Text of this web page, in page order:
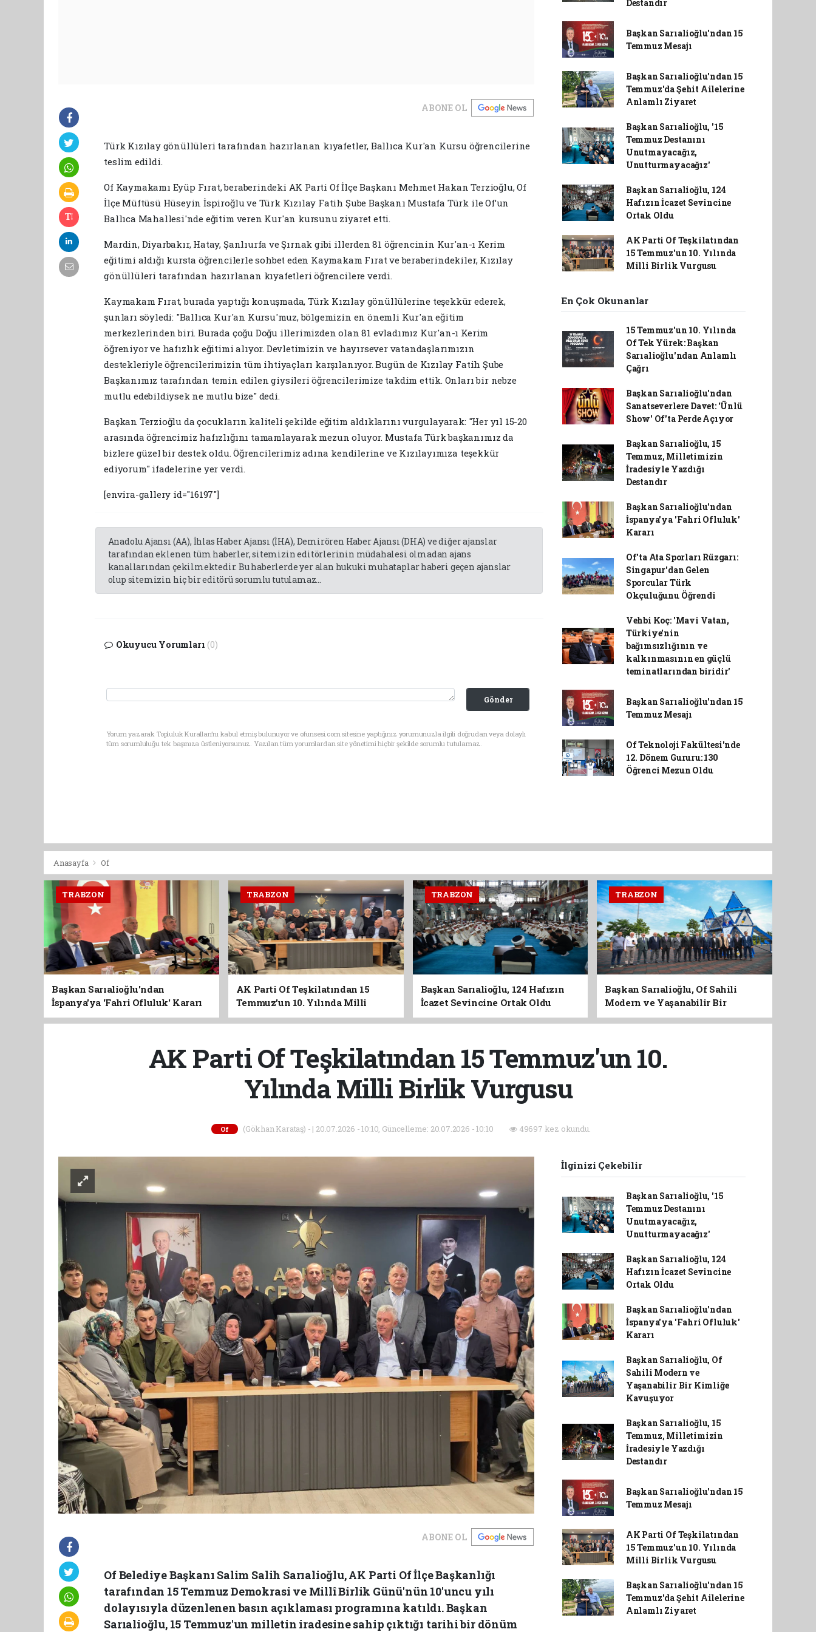
ABONE OL
Türk Kızılay gönüllüleri tarafından hazırlanan kıyafetler, Ballıca Kur'an Kursu öğrencilerine
teslim edildi.
Of Kaymakamı Eyüp Fırat, beraberindeki AK Parti Of İlçe Başkanı Mehmet Hakan Terzioğlu, Of
İlçe Müftüsü Hüseyin İspiroğlu ve Türk Kızılay Fatih Şube Başkanı Mustafa Türk ile Of’un
Ballıca Mahallesi'nde eğitim veren Kur'an kursunu ziyaret etti.
Mardin, Diyarbakır, Hatay, Şanlıurfa ve Şırnak gibi illerden 81 öğrencinin Kur'an-ı Kerim
eğitimi aldığı kursta öğrencilerle sohbet eden Kaymakam Fırat ve beraberindekiler, Kızılay
gönüllüleri tarafından hazırlanan kıyafetleri öğrencilere verdi.
Kaymakam Fırat, burada yaptığı konuşmada, Türk Kızılay gönüllülerine teşekkür ederek,
şunları söyledi: "Ballıca Kur'an Kursu'muz, bölgemizin en önemli Kur'an eğitim
merkezlerinden biri. Burada çoğu Doğu illerimizden olan 81 evladımız Kur'an-ı Kerim
öğreniyor ve hafızlık eğitimi alıyor. Devletimizin ve hayırsever vatandaşlarımızın
destekleriyle öğrencilerimizin tüm ihtiyaçları karşılanıyor. Bugün de Kızılay Fatih Şube
Başkanımız tarafından temin edilen giysileri öğrencilerimize takdim ettik. Onları bir nebze
mutlu edebildiysek ne mutlu bize" dedi.
Başkan Terzioğlu da çocukların kaliteli şekilde eğitim aldıklarını vurgulayarak: "Her yıl 15-20
arasında öğrencimiz hafızlığını tamamlayarak mezun oluyor. Mustafa Türk başkanımız da
bizlere güzel bir destek oldu. Öğrencilerimiz adına kendilerine ve Kızılayımıza teşekkür
ediyorum" ifadelerine yer verdi.
[envira-gallery id="16197"]
Anadolu Ajansı (AA), İhlas Haber Ajansı (İHA), Demirören Haber Ajansı (DHA) ve diğer ajanslar
tarafından eklenen tüm haberler, sitemizin editörlerinin müdahalesi olmadan ajans
kanallarından çekilmektedir. Bu haberlerde yer alan hukuki muhataplar haberi geçen ajanslar
olup sitemizin hiç bir editörü sorumlu tutulamaz...
Okuyucu Yorumları (0)
Gönder
Yorum yazarak Topluluk Kuralları’nı kabul etmiş bulunuyor ve ofunsesi.com sitesine yaptığınız yorumunuzla ilgili doğrudan veya dolaylı
tüm sorumluluğu tek başınıza üstleniyorsunuz. Yazılan tüm yorumlardan site yönetimi hiçbir şekilde sorumlu tutulamaz.
Destandır
Başkan Sarıalioğlu'ndan 15
Temmuz Mesajı
Başkan Sarıalioğlu'ndan 15
Temmuz'da Şehit Ailelerine
Anlamlı Ziyaret
Başkan Sarıalioğlu, '15
Temmuz Destanını
Unutmayacağız,
Unutturmayacağız'
Başkan Sarıalioğlu, 124
Hafızın İcazet Sevincine
Ortak Oldu
AK Parti Of Teşkilatından
15 Temmuz'un 10. Yılında
Milli Birlik Vurgusu
En Çok Okunanlar
15 Temmuz'un 10. Yılında
Of Tek Yürek: Başkan
Sarıalioğlu'ndan Anlamlı
Çağrı
Başkan Sarıalioğlu'ndan
Sanatseverlere Davet: 'Ünlü
Show' Of'ta Perde Açıyor
Başkan Sarıalioğlu, 15
Temmuz, Milletimizin
İradesiyle Yazdığı
Destandır
Başkan Sarıalioğlu'ndan
İspanya'ya 'Fahri Ofluluk'
Kararı
Of'ta Ata Sporları Rüzgarı:
Singapur'dan Gelen
Sporcular Türk
Okçuluğunu Öğrendi
Vehbi Koç: 'Mavi Vatan,
Türkiye'nin
bağımsızlığının ve
kalkınmasının en güçlü
teminatlarından biridir'
Başkan Sarıalioğlu'ndan 15
Temmuz Mesajı
Of Teknoloji Fakültesi'nde
12. Dönem Gururu: 130
Öğrenci Mezun Oldu
Anasayfa Of
TRABZON
Başkan Sarıalioğlu'ndan
İspanya'ya 'Fahri Ofluluk' Kararı
TRABZON
AK Parti Of Teşkilatından 15
Temmuz'un 10. Yılında Milli
Birlik Vurgusu
TRABZON
Başkan Sarıalioğlu, 124 Hafızın
İcazet Sevincine Ortak Oldu
TRABZON
Başkan Sarıalioğlu, Of Sahili
Modern ve Yaşanabilir Bir
Kimliğe Kavuşuyor
AK Parti Of Teşkilatından 15 Temmuz'un 10.
Yılında Milli Birlik Vurgusu
Of (Gökhan Karataş) - | 20.07.2026 - 10:10, Güncelleme: 20.07.2026 - 10:10 49697 kez okundu.
ABONE OL
Of Belediye Başkanı Salim Salih Sarıalioğlu, AK Parti Of İlçe Başkanlığı
tarafından 15 Temmuz Demokrasi ve Millî Birlik Günü'nün 10'uncu yılı
dolayısıyla düzenlenen basın açıklaması programına katıldı. Başkan
Sarıalioğlu, 15 Temmuz'un milletin iradesine sahip çıktığı tarihi bir dönüm
İlginizi Çekebilir
Başkan Sarıalioğlu, '15
Temmuz Destanını
Unutmayacağız,
Unutturmayacağız'
Başkan Sarıalioğlu, 124
Hafızın İcazet Sevincine
Ortak Oldu
Başkan Sarıalioğlu'ndan
İspanya'ya 'Fahri Ofluluk'
Kararı
Başkan Sarıalioğlu, Of
Sahili Modern ve
Yaşanabilir Bir Kimliğe
Kavuşuyor
Başkan Sarıalioğlu, 15
Temmuz, Milletimizin
İradesiyle Yazdığı
Destandır
Başkan Sarıalioğlu'ndan 15
Temmuz Mesajı
AK Parti Of Teşkilatından
15 Temmuz'un 10. Yılında
Milli Birlik Vurgusu
Başkan Sarıalioğlu'ndan 15
Temmuz'da Şehit Ailelerine
Anlamlı Ziyaret